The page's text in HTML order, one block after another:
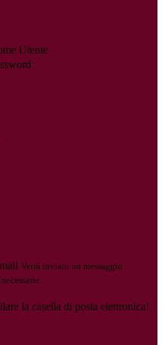
Utente
Verrà inviato un messaggio
la casella di posta elettronica!